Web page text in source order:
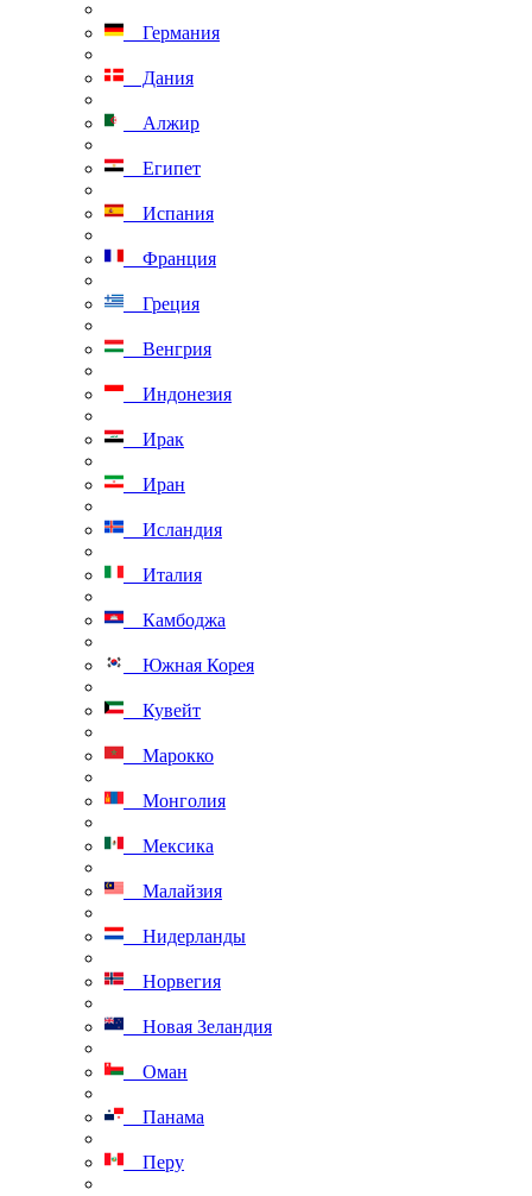
Германия
Дания
Алжир
Египет
Испания
Франция
Греция
Венгрия
Индонезия
Ирак
Иран
Исландия
Италия
Камбоджа
Южная Корея
Кувейт
Марокко
Монголия
Мексика
Малайзия
Нидерланды
Норвегия
Новая Зеландия
Оман
Панама
Перу